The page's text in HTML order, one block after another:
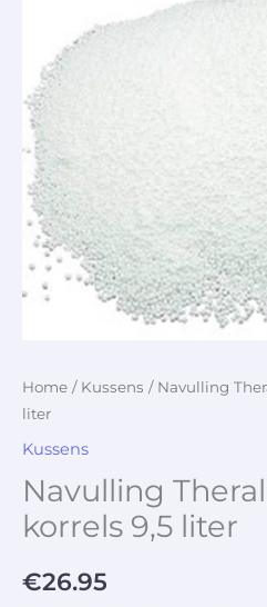
Home / Kussens / Navulling
liter
Kussens
Navulling
korrels 9,5 liter
€26.95